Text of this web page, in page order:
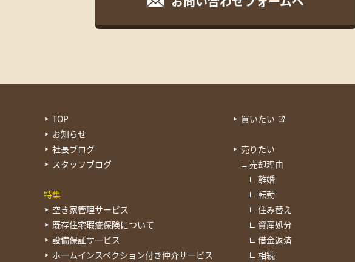
TOP
お知らせ
社長ブログ
スタッフブログ
特集
空き家管理サービス
既存住宅瑕疵保険について
設備保証サービス
ホームインスペクション付き仲介サービス
買いたい
売りたい
売却理由
離婚
転勤
住み替え
資産処分
借金返済
相続